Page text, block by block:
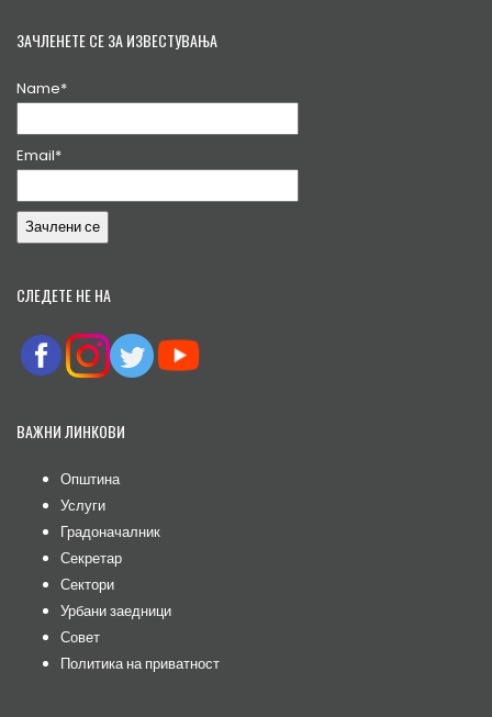
ЗАЧЛЕНЕТЕ СЕ ЗА ИЗВЕСТУВАЊА
Name*
Email*
СЛЕДЕТЕ НЕ НА
ВАЖНИ ЛИНКОВИ
Општина
Услуги
Градоначалник
Секретар
Сектори
Урбани заедници
Совет
Политика на приватност